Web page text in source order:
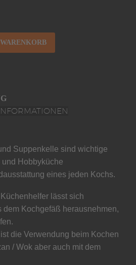
Suppenkelle sind wichtige
Hobbyküche
eines jeden Kochs.
lässt sich
dem Kochgefäß herausnehmen,
die Verwendung beim Kochen
/ Wok aber auch mit dem